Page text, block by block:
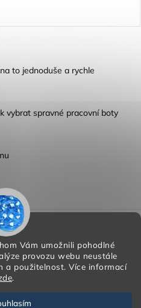
Vám umožnili pohodlné
provozu webu neustále
a použitelnost. Více informací
.
to jednoduše a rychle
vybrat spravné pracovní boty
osobních údajů
| Design